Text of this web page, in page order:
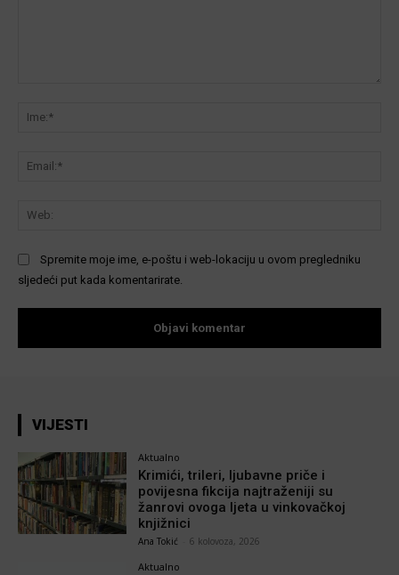
Spremite moje ime, e-poštu i web-lokaciju u ovom pregledniku
sljedeći put kada komentarirate.
VIJESTI
Aktualno
Krimići, trileri, ljubavne priče i
povijesna fikcija najtraženiji su
žanrovi ovoga ljeta u vinkovačkoj
knjižnici
Ana Tokić 6 kolovoza, 2026
Aktualno